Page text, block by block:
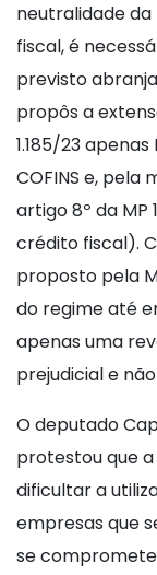
neutralidade da
fiscal, é
previsto abranja
propôs a
1.185/23
COFINS e, pela
artigo 8º da MP
crédito fiscal).
proposto pela
do regime até
apenas uma
prejudicial e
O deputado
protestou que
dificultar a
empresas que
se